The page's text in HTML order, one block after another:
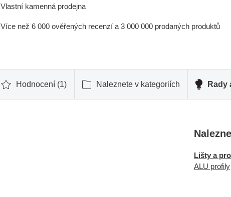
Vlastní kamenná prodejna
Více než 6 000 ověřených recenzí a 3 000 000 prodaných produktů
Hodnocení (1) Naleznete v kategoriích Rady
Lišty a
ALU profily